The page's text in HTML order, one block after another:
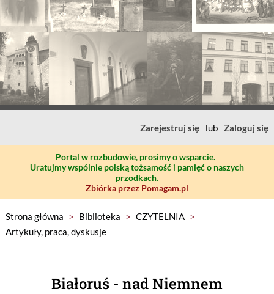
Zarejestruj się lub Zaloguj się
Portal w rozbudowie, prosimy o wsparcie.
Uratujmy wspólnie polską tożsamość i pamięć o naszych
przodkach.
Zbiórka przez Pomagam.pl
Strona główna > Biblioteka > CZYTELNIA >
Artykuły, praca, dyskusje
Białoruś - nad Niemnem